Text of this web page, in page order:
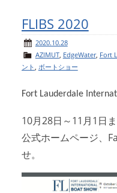
FLIBS 2020
2020.10.28
AZIMUT, EdgeWater, Fort
ント ボートショー
Fort Lauderdale
10月28日～11月1日
公式ホームページ、
せ。